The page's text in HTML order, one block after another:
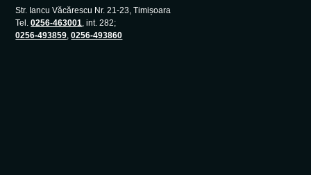
Str. Iancu Văcărescu Nr. 21-23, Timișoara
Tel.0256-463001, int. 282;
0256-493859,0256-493860